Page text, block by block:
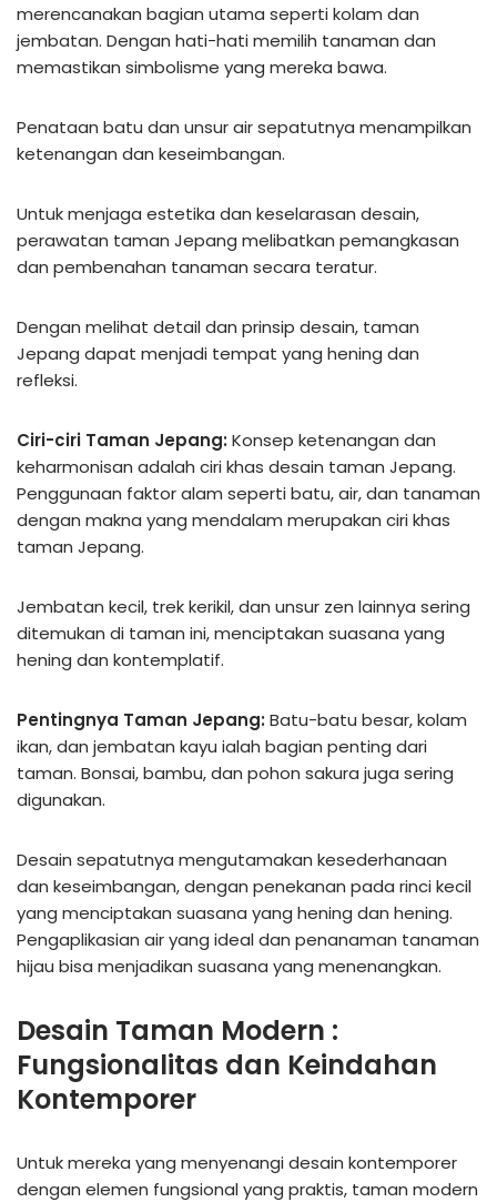
merencanakan bagian utama seperti kolam dan
jembatan. Dengan hati-hati memilih tanaman dan
memastikan simbolisme yang mereka bawa.
Penataan batu dan unsur air sepatutnya menampilkan
ketenangan dan keseimbangan.
Untuk menjaga estetika dan keselarasan desain,
perawatan taman Jepang melibatkan pemangkasan
dan pembenahan tanaman secara teratur.
Dengan melihat detail dan prinsip desain, taman
Jepang dapat menjadi tempat yang hening dan
refleksi.
Ciri-ciri Taman Jepang: Konsep ketenangan dan
keharmonisan adalah ciri khas desain taman Jepang.
Penggunaan faktor alam seperti batu, air, dan tanaman
dengan makna yang mendalam merupakan ciri khas
taman Jepang.
Jembatan kecil, trek kerikil, dan unsur zen lainnya sering
ditemukan di taman ini, menciptakan suasana yang
hening dan kontemplatif.
Pentingnya Taman Jepang: Batu-batu besar, kolam
ikan, dan jembatan kayu ialah bagian penting dari
taman. Bonsai, bambu, dan pohon sakura juga sering
digunakan.
Desain sepatutnya mengutamakan kesederhanaan
dan keseimbangan, dengan penekanan pada rinci kecil
yang menciptakan suasana yang hening dan hening.
Pengaplikasian air yang ideal dan penanaman tanaman
hijau bisa menjadikan suasana yang menenangkan.
Desain Taman Modern :
Fungsionalitas dan Keindahan
Kontemporer
Untuk mereka yang menyenangi desain kontemporer
dengan elemen fungsional yang praktis, taman modern